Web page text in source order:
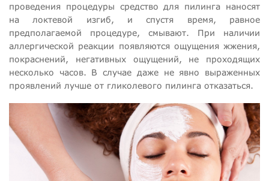
проведения процедуры средство для пилинга наносят
на локтевой изгиб, и спустя время, равное
предполагаемой процедуре, смывают. При наличии
аллергической реакции появляются ощущения жжения,
покраснений, негативных ощущений, не проходящих
несколько часов. В случае даже не явно выраженных
проявлений лучше от гликолевого пилинга отказаться.